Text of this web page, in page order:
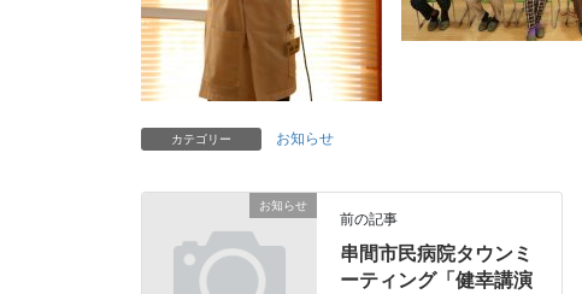
カテゴリー お知らせ
お知らせ
前の記事
串間市民病院タウンミ
ーティング「健幸講演